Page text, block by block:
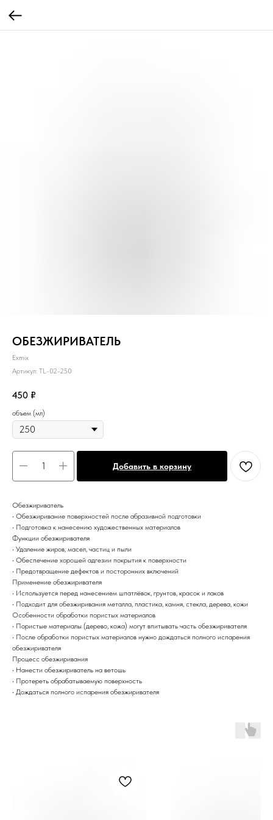
ОБЕЗЖИРИВАТЕЛЬ
Exmix
Артикул: TL-02-250
450 ₽
объем (мл)
Добавить в корзину
Обезжириватель
• Обезжиривание поверхностей после абразивной подготовки
• Подготовка к нанесению художественных материалов
Функции обезжиривателя
• Удаление жиров, масел, частиц и пыли
• Обеспечение хорошей адгезии покрытия к поверхности
• Предотвращение дефектов и посторонних включений
Применение обезжиривателя
• Используется перед нанесением шпатлёвок, грунтов, красок и лаков
• Подходит для обезжиривания металла, пластика, камня, стекла, дерева, кожи
Особенности обработки пористых материалов
• Пористые материалы (дерево, кожа) могут впитывать часть обезжиривателя
• После обработки пористых материалов нужно дождаться полного испарения
обезжиривателя
Процесс обезжиривания
• Нанести обезжириватель на ветошь
• Протереть обрабатываемую поверхность
• Дождаться полного испарения обезжиривателя